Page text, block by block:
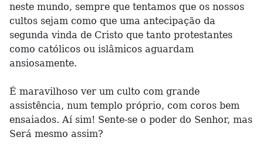
neste mundo, sempre que tentamos que os nossos
cultos sejam como que uma antecipação da
segunda vinda de Cristo que tanto protestantes
como católicos ou islâmicos aguardam
ansiosamente.
É maravilhoso ver um culto com grande
assistência, num templo próprio, com coros bem
ensaiados. Aí sim! Sente-se o poder do Senhor, mas
Será mesmo assim?